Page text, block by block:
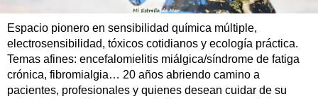
Espacio pionero en sensibilidad química múltiple,
electrosensibilidad, tóxicos cotidianos y ecología práctica.
Temas afines: encefalomielitis miálgica/síndrome de fatiga
crónica, fibromialgia… 20 años abriendo camino a
pacientes, profesionales y quienes desean cuidar de su